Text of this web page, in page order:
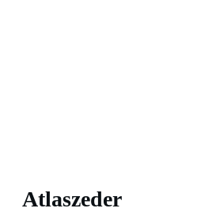
Atlaszeder